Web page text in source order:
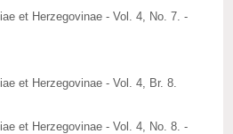
et Herzegovinae - Vol. 4, No. 7. -
et Herzegovinae - Vol. 4, Br. 8.
et Herzegovinae - Vol. 4, No. 8. -